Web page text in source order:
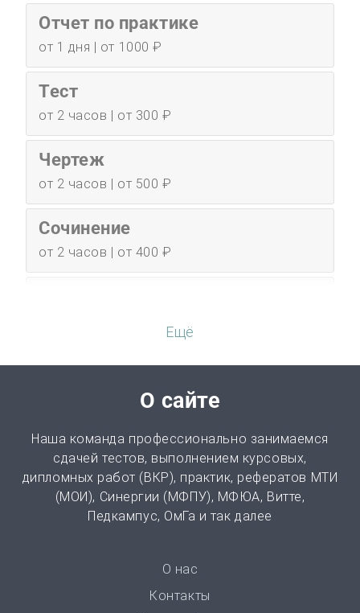
Отчет по практике
от 1 дня | от 1000 ₽
Тест
от 2 часов | от 300 ₽
Чертеж
от 2 часов | от 500 ₽
Сочинение
от 2 часов | от 400 ₽
Перевод
Диссертация
от 15 дней | от 15000 ₽
Бизнес-план
от 3 часов | от 500 ₽
от 3 часов | от 500 ₽
Ещё
О сайте
Наша команда профессионально занимаемся
сдачей тестов, выполнением курсовых,
дипломных работ (ВКР), практик, рефератов МТИ
(МОИ), Синергии (МФПУ), МФЮА, Витте,
Педкампус, ОмГа и так далее
О нас
Контакты